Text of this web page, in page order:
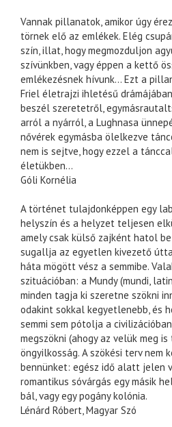
Vannak pillanatok, amikor úgy
törnek elő az emlékek. Elég
szín, illat, hogy megmozduljon
szívünkben, vagy éppen a kettő
emlékezésnek hívunk… Ezt a
Friel életrajzi ihletésű
beszél szeretetről,
arról a nyárról, a Lughnasa
nővérek egymásba ölelkezve
nem is sejtve, hogy ezzel a
életükben…
Góli Kornélia
A történet tulajdonképpen egy
helyszín és a helyzet teljesen
amely csak külső zajként hatol
sugallja az egyetlen kivezető
háta mögött vész a semmibe.
szituációban: a Mundy (mundi,
minden tagja ki szeretne szökni
odakint sokkal kegyetlenebb, és
semmi sem pótolja a
megszökni (ahogy az velük meg
öngyilkosság. A szökési terv nem
bennünket: egész idő alatt jelen
romantikus sóvárgás egy másik
bál, vagy egy pogány kolónia.
Lénárd Róbert, Magyar Szó